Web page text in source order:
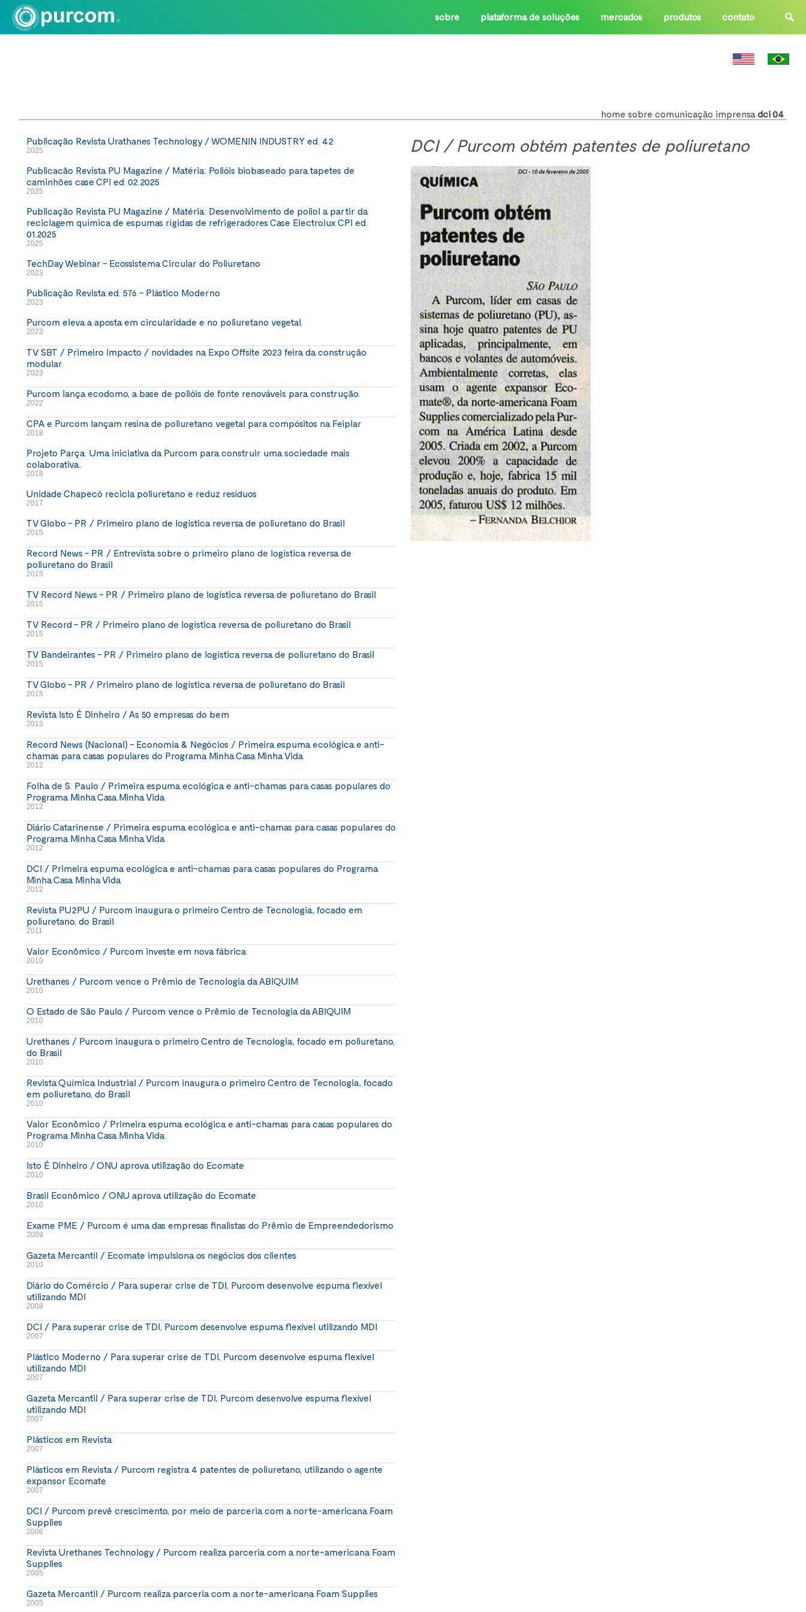
sobre plataforma de soluções mercados produtos contato
home sobre comunicação imprensa dci 04
Publicação Revista Urathanes Technology / WOMENIN INDUSTRY ed. 42
2025
Publicacão Revista PU Magazine / Matéria: Polióis biobaseado para tapetes de
caminhões case CPI ed. 02.2025
2025
Publicação Revista PU Magazine / Matéria: Desenvolvimento de poliol a partir da
reciclagem química de espumas rígidas de refrigeradores Case Electrolux CPI ed.
01.2025
2025
TechDay Webinar - Ecossistema Circular do Poliuretano
2023
Publicação Revista ed. 576 – Plástico Moderno
2023
Purcom eleva a aposta em circularidade e no poliuretano vegetal.
2023
TV SBT / Primeiro Impacto / novidades na Expo Offsite 2023 feira da construção
modular
2023
Purcom lança ecodomo, a base de polióis de fonte renováveis para construção.
2022
CPA e Purcom lançam resina de poliuretano vegetal para compósitos na Feiplar
2018
Projeto Parça. Uma iniciativa da Purcom para construir uma sociedade mais
colaborativa.
2018
Unidade Chapecó recicla poliuretano e reduz resíduos
2017
TV Globo - PR / Primeiro plano de logística reversa de poliuretano do Brasil
2015
Record News - PR / Entrevista sobre o primeiro plano de logística reversa de
poliuretano do Brasil
2015
TV Record News - PR / Primeiro plano de logística reversa de poliuretano do Brasil
2015
TV Record - PR / Primeiro plano de logística reversa de poliuretano do Brasil
2015
TV Bandeirantes - PR / Primeiro plano de logística reversa de poliuretano do Brasil
2015
TV Globo - PR / Primeiro plano de logística reversa de poliuretano do Brasil
2015
Revista Isto É Dinheiro / As 50 empresas do bem
2013
Record News (Nacional) - Economia & Negócios / Primeira espuma ecológica e anti-
chamas para casas populares do Programa Minha Casa Minha Vida
2012
Folha de S. Paulo / Primeira espuma ecológica e anti-chamas para casas populares do
Programa Minha Casa Minha Vida
2012
Diário Catarinense / Primeira espuma ecológica e anti-chamas para casas populares do
Programa Minha Casa Minha Vida
2012
DCI / Primeira espuma ecológica e anti-chamas para casas populares do Programa
Minha Casa Minha Vida
2012
Revista PU2PU / Purcom inaugura o primeiro Centro de Tecnologia, focado em
poliuretano, do Brasil
2011
Valor Econômico / Purcom investe em nova fábrica
2010
Urethanes / Purcom vence o Prêmio de Tecnologia da ABIQUIM
2010
O Estado de São Paulo / Purcom vence o Prêmio de Tecnologia da ABIQUIM
2010
Urethanes / Purcom inaugura o primeiro Centro de Tecnologia, focado em poliuretano,
do Brasil
2010
Revista Química Industrial / Purcom inaugura o primeiro Centro de Tecnologia, focado
em poliuretano, do Brasil
2010
Valor Econômico / Primeira espuma ecológica e anti-chamas para casas populares do
Programa Minha Casa Minha Vida
2010
Isto É Dinheiro / ONU aprova utilização do Ecomate
2010
Brasil Econômico / ONU aprova utilização do Ecomate
2010
Exame PME / Purcom é uma das empresas finalistas do Prêmio de Empreendedorismo
2009
Gazeta Mercantil / Ecomate impulsiona os negócios dos clientes
2010
Diário do Comércio / Para superar crise de TDI, Purcom desenvolve espuma flexível
utilizando MDI
2008
DCI / Para superar crise de TDI, Purcom desenvolve espuma flexível utilizando MDI
2007
Plástico Moderno / Para superar crise de TDI, Purcom desenvolve espuma flexível
utilizando MDI
2007
Gazeta Mercantil / Para superar crise de TDI, Purcom desenvolve espuma flexível
utilizando MDI
2007
Plásticos em Revista
2007
Plásticos em Revista / Purcom registra 4 patentes de poliuretano, utilizando o agente
expansor Ecomate
2007
DCI / Purcom prevê crescimento, por meio de parceria com a norte-americana Foam
Supplies
2006
Revista Urethanes Technology / Purcom realiza parceria com a norte-americana Foam
Supplies
2005
Gazeta Mercantil / Purcom realiza parceria com a norte-americana Foam Supplies
2005
DCI / Purcom obtém patentes de poliuretano